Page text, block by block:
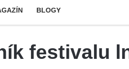
BLOGY
festivalu